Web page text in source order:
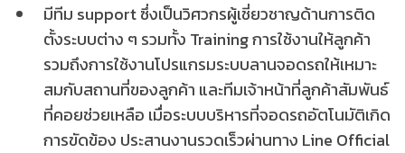
มีทีม support ซึ่งเป็นวิศวกรผู้เชี่ยวชาญด้านการติด
ตั้งระบบต่าง ๆ รวมทั้ง Training การใช้งานให้ลูกค้า
รวมถึงการใช้งานโปรแกรมระบบลานจอดรถให้เหมาะ
สมกับสถานที่ของลูกค้า และทีมเจ้าหน้าที่ลูกค้าสัมพันธ์
ที่คอยช่วยเหลือ เมื่อระบบบริหารที่จอดรถอัตโนมัติเกิด
การขัดข้อง ประสานงานรวดเร็วผ่านทาง Line Official